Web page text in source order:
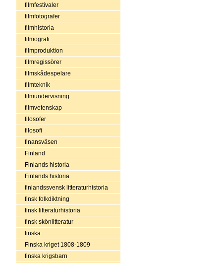
filmfestivaler
filmfotografer
filmhistoria
filmografi
filmproduktion
filmregissörer
filmskådespelare
filmteknik
filmundervisning
filmvetenskap
filosofer
filosofi
finansväsen
Finland
Finlands historia
Finlands historia
finlandssvensk litteraturhistoria
finsk folkdiktning
finsk litteraturhistoria
finsk skönlitteratur
finska
Finska kriget 1808-1809
finska krigsbarn